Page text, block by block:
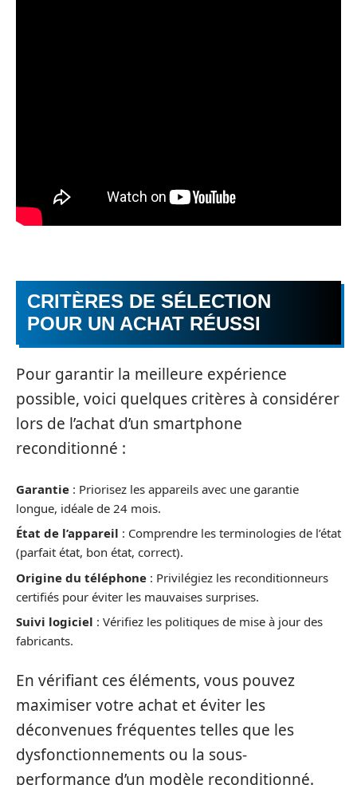
CRITÈRES DE SÉLECTION
POUR UN ACHAT RÉUSSI
Pour garantir la meilleure expérience
possible, voici quelques critères à considérer
lors de l’achat d’un smartphone
reconditionné :
Garantie : Priorisez les appareils avec une garantie
longue, idéale de 24 mois.
État de l’appareil : Comprendre les terminologies de l’état
(parfait état, bon état, correct).
Origine du téléphone : Privilégiez les reconditionneurs
certifiés pour éviter les mauvaises surprises.
Suivi logiciel : Vérifiez les politiques de mise à jour des
fabricants.
En vérifiant ces éléments, vous pouvez
maximiser votre achat et éviter les
déconvenues fréquentes telles que les
dysfonctionnements ou la sous-
performance d’un modèle reconditionné.